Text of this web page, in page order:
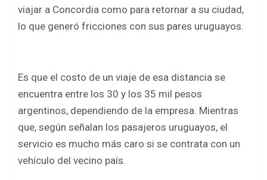
viajar a Concordia como para retornar a su ciudad,
lo que generó fricciones con sus pares uruguayos.
Es que el costo de un viaje de esa distancia se
encuentra entre los 30 y los 35 mil pesos
argentinos, dependiendo de la empresa. Mientras
que, según señalan los pasajeros uruguayos, el
servicio es mucho más caro si se contrata con un
vehículo del vecino país.